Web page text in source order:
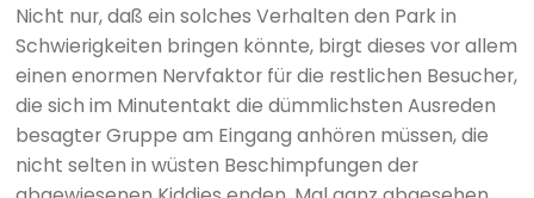
Nicht nur, daß ein solches Verhalten den Park in
Schwierigkeiten bringen könnte, birgt dieses vor allem
einen enormen Nervfaktor für die restlichen Besucher,
die sich im Minutentakt die dümmlichsten Ausreden
besagter Gruppe am Eingang anhören müssen, die
nicht selten in wüsten Beschimpfungen der